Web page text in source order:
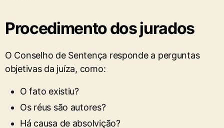
Procedimento dos jurados
O Conselho de Sentença responde a perguntas
objetivas da juíza, como:
O fato existiu?
Os réus são autores?
Há causa de absolvição?